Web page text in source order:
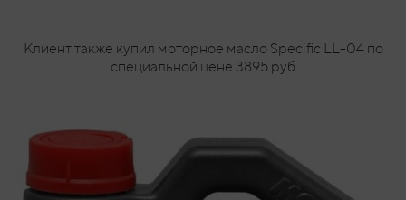
Клиент также купил моторное масло Specific LL-04 по
специальной цене 3895 руб